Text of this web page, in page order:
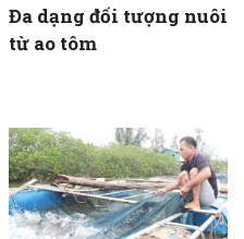
Đa dạng đối tượng nuôi
từ ao tôm